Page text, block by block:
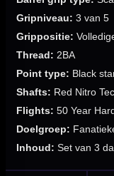
Gripniveau: 3 van 5
Grippositie:
Thread: 2BA
Point type: Black
Shafts: Red Nitro
Flights: 50 Year
Doelgroep:
Inhoud: Set van 3